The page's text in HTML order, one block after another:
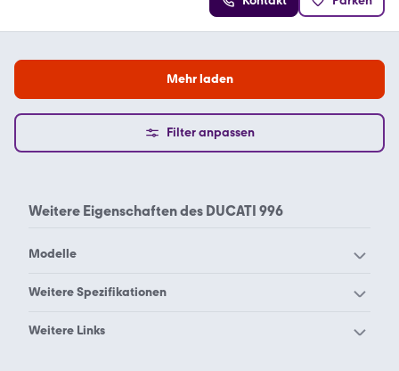
Mehr laden
Filter anpassen
Weitere Eigenschaften des DUCATI 996
Modelle
Ducati 1098 S Tricolore
Weitere Spezifikationen
Ducati 1000 ds
Weitere Links